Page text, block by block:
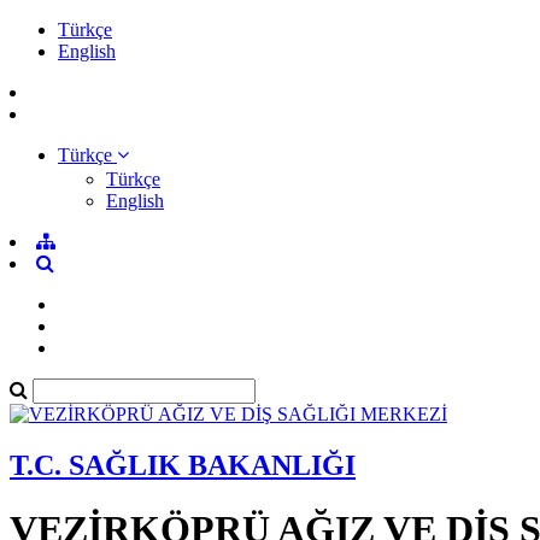
Türkçe
English
Türkçe
Türkçe
English
T.C. SAĞLIK BAKANLIĞI
VEZİRKÖPRÜ AĞIZ VE DİŞ